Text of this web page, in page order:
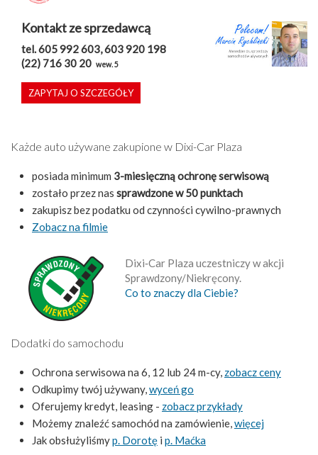
Kontakt ze sprzedawcą
tel. 605 992 603, 603 920 198
(22) 716 30 20 wew. 5
ZAPYTAJ O SZCZEGÓŁY
Każde auto używane zakupione w Dixi-Car Plaza
posiada minimum 3-miesięczną ochronę serwisową
zostało przez nas sprawdzone w 50 punktach
zakupisz bez podatku od czynności cywilno-prawnych
Zobacz na filmie
Dixi‑Car Plaza uczestniczy w akcji
Sprawdzony/Niekręcony.
Co to znaczy dla Ciebie?
Dodatki do samochodu
Ochrona serwisowa na 6, 12 lub 24 m-cy, zobacz ceny
Odkupimy twój używany,wyceń go
Oferujemy kredyt, leasing - zobacz przykłady
Możemy znaleźć samochód na zamówienie,więcej
Jak obsłużyliśmyp. Dorotę i p. Maćka